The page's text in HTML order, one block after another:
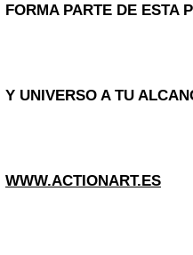
FORMA PARTE DE ESTA
Y UNIVERSO A TU
WWW.ACTIONART.ES